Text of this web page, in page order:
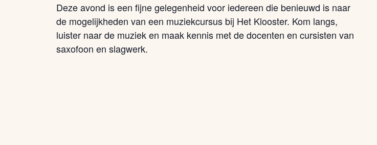
Deze avond is een fijne gelegenheid voor iedereen die benieuwd is naar
de mogelijkheden van een muziekcursus bij Het Klooster. Kom langs,
luister naar de muziek en maak kennis met de docenten en cursisten van
saxofoon en slagwerk.